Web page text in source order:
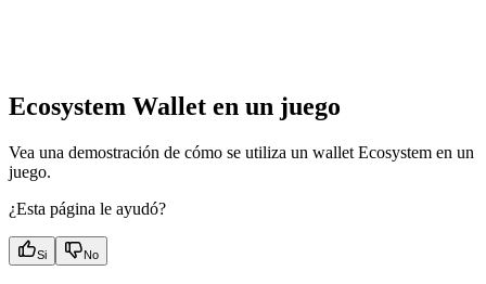
Ecosystem Wallet en un juego
Vea una demostración de cómo se utiliza un wallet Ecosystem en un
juego.
¿Esta página le ayudó?
Si No